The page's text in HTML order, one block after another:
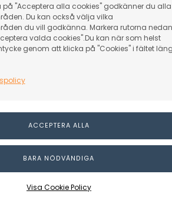
på "Acceptera alla cookies" godkänner du alla
Du kan också välja vilka
du vill godkänna. Markera rutorna nedan
valda cookies".Du kan när som helst
genom att klicka på "Cookies" i fältet
Visa Cookie Policy
Krabbhåv sänkhåv grön
I lager
99,00SEK
(inkl. moms)